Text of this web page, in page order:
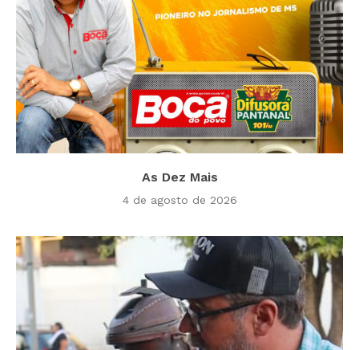
As Dez Mais
4 de agosto de 2026